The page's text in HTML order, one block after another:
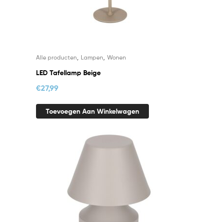
Alle producten Lampen Wonen
LED Tafellamp Beige
€27,99
Toevoegen Aan Winkelwagen